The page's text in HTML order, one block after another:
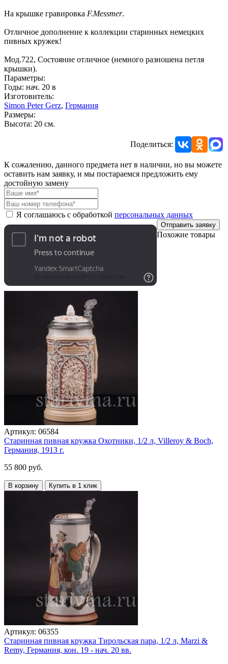
На крышке гравировка F.Messmer.
Отличное дополнение к коллекции старинных немецких
пивных кружек!
Мод.722, Состояние отличное (немного разношена петля
крышки).
Параметры:
Годы: нач. 20 в
Изготовитель:
Simon Peter Gerz, Германия
Размеры:
Высота: 20 см.
Поделиться:
К сожалению, данного предмета нет в наличии, но вы можете
оставить нам заявку, и мы постараемся предложить ему
достойную замену
Я соглашаюсь с обработкой персональных данных
Отправить заявку
Похожие товары
Артикул: 06584
Старинная пивная кружка Охотники, 1/2 л, Villeroy & Boch,
Германия, 1913 г.
55 800 руб.
В корзину Купить в 1 клик
Артикул: 06355
Старинная пивная кружка Тирольская пара, 1/2 л, Marzi &
Remy, Германия, кон. 19 - нач. 20 вв.